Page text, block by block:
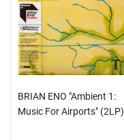
BRIAN ENO "Ambient 1:
Music For Airports" (2LP)